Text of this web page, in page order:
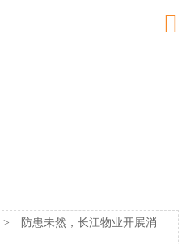

>
防患未然，长江物业开展消